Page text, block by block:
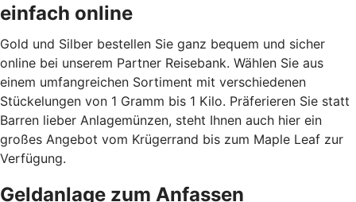
einfach online
Gold und Silber bestellen Sie ganz bequem und sicher
online bei unserem Partner Reisebank. Wählen Sie aus
einem umfangreichen Sortiment mit verschiedenen
Stückelungen von 1 Gramm bis 1 Kilo. Präferieren Sie statt
Barren lieber Anlagemünzen, steht Ihnen auch hier ein
großes Angebot vom Krügerrand bis zum Maple Leaf zur
Verfügung.
Geldanlage zum Anfassen